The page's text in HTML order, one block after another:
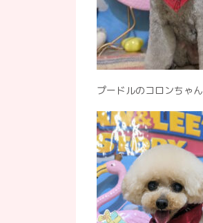
プードルのコロンちゃん